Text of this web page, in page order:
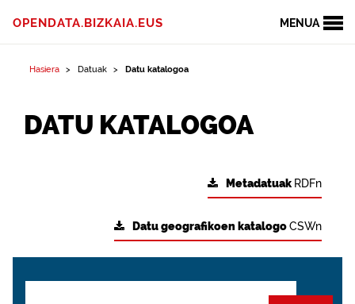
MENUA
OPENDATA.BIZKAIA.EUS
Hasiera Datuak Datu katalogoa
DATU KATALOGOA
Metadatuak RDFn
Datu geografikoen katalogoCSWn